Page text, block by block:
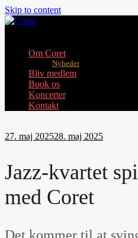
Skip to content
Om Coret
Nyheder
Bliv medlem
Book os
Koncerter
Kontakt
27. maj 202528. maj 2025
Jazz-kvartet
med Coret
Det kommer til at